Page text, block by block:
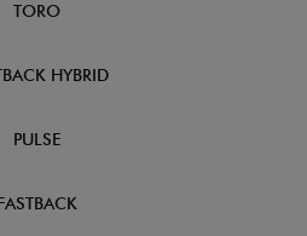
TORO
HYBRID
PULSE